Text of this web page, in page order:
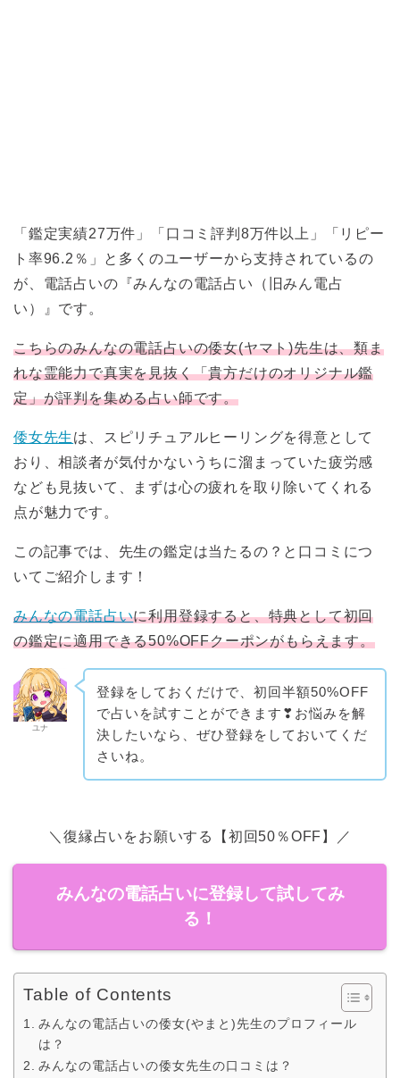
「鑑定実績27万件」「口コミ評判8万件以上」「リピー
ト率96.2％」と多くのユーザーから支持されているの
が、電話占いの『みんなの電話占い（旧みん電占
い）』です。
こちらのみんなの電話占いの倭女(ヤマト)先生は、類ま
れな霊能力で真実を見抜く「貴方だけのオリジナル鑑
定」が評判を集める占い師です。
倭女先生は、スピリチュアルヒーリングを得意として
おり、相談者が気付かないうちに溜まっていた疲労感
なども見抜いて、まずは心の疲れを取り除いてくれる
点が魅力です。
この記事では、先生の鑑定は当たるの？と口コミにつ
いてご紹介します！
みんなの電話占いに利用登録すると、特典として初回
の鑑定に適用できる50%OFFクーポンがもらえます。
ユナ
登録をしておくだけで、初回半額50%OFF
で占いを試すことができます❣お悩みを解
決したいなら、ぜひ登録をしておいてくだ
さいね。
＼復縁占いをお願いする【初回50％OFF】／
みんなの電話占いに登録して試してみ
る！
Table of Contents
みんなの電話占いの倭女(やまと)先生のプロフィール
は？
みんなの電話占いの倭女先生の口コミは？